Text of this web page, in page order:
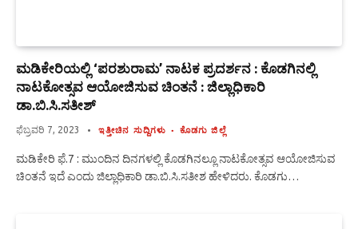
ಮಡಿಕೇರಿಯಲ್ಲಿ ‘ಪರಶುರಾಮ’ ನಾಟಕ ಪ್ರದರ್ಶನ : ಕೊಡಗಿನಲ್ಲಿ
ನಾಟಕೋತ್ಸವ ಆಯೋಜಿಸುವ ಚಿಂತನೆ : ಜಿಲ್ಲಾಧಿಕಾರಿ
ಡಾ.ಬಿ.ಸಿ.ಸತೀಶ್
ಫೆಬ್ರವರಿ 7, 2023 ಇತ್ತೀಚಿನ ಸುದ್ದಿಗಳು ಕೊಡಗು ಜಿಲ್ಲೆ
ಮಡಿಕೇರಿ ಫೆ.7 : ಮುಂದಿನ ದಿನಗಳಲ್ಲಿ ಕೊಡಗಿನಲ್ಲೂ ನಾಟಕೋತ್ಸವ ಆಯೋಜಿಸುವ
ಚಿಂತನೆ ಇದೆ ಎಂದು ಜಿಲ್ಲಾಧಿಕಾರಿ ಡಾ.ಬಿ.ಸಿ.ಸತೀಶ ಹೇಳಿದರು. ಕೊಡಗು…